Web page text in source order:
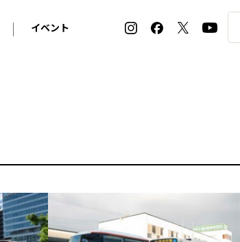
ケータハム
ロータス
マクラーレン
イベント